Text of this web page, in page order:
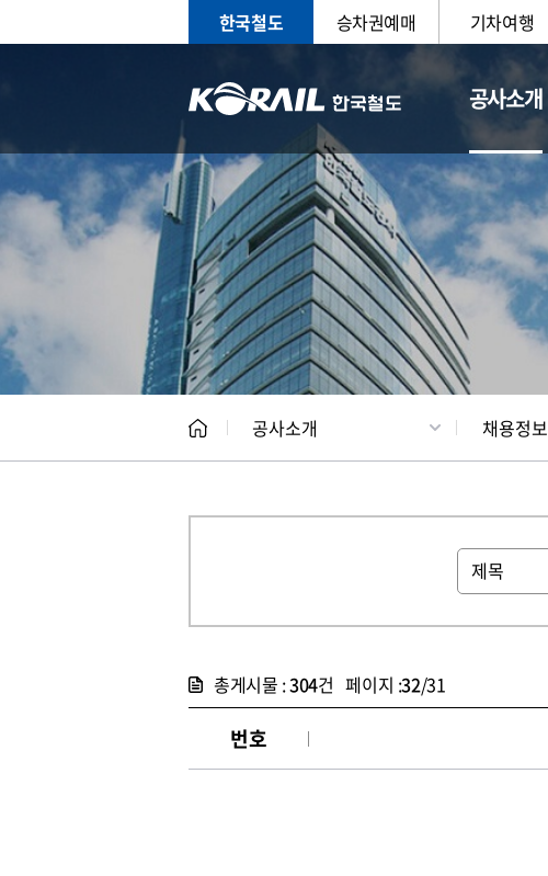
한국철도 승차권예매 기차여행
공사소개
CEO 일반현황
공사소개 채용정보
총게시물 :304건 페이지 :32/31
번호